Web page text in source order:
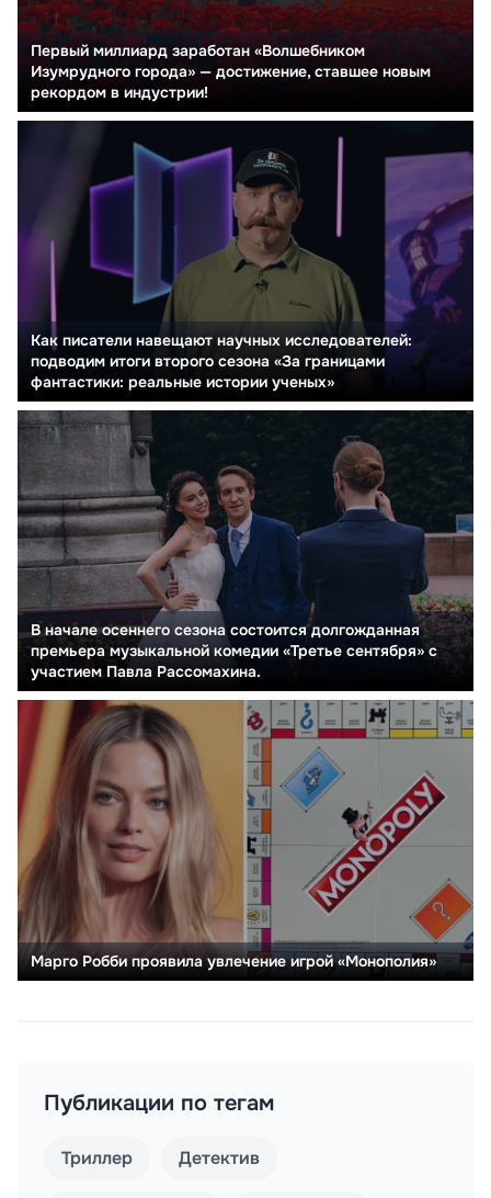
Первый миллиард заработан «Волшебником
Изумрудного города» — достижение, ставшее новым
рекордом в индустрии!
Как писатели навещают научных исследователей:
подводим итоги второго сезона «За границами
фантастики: реальные истории ученых»
В начале осеннего сезона состоится долгожданная
премьера музыкальной комедии «Третье сентября» с
участием Павла Рассомахина.
Марго Робби проявила увлечение игрой «Монополия»
Публикации по тегам
Триллер Детектив